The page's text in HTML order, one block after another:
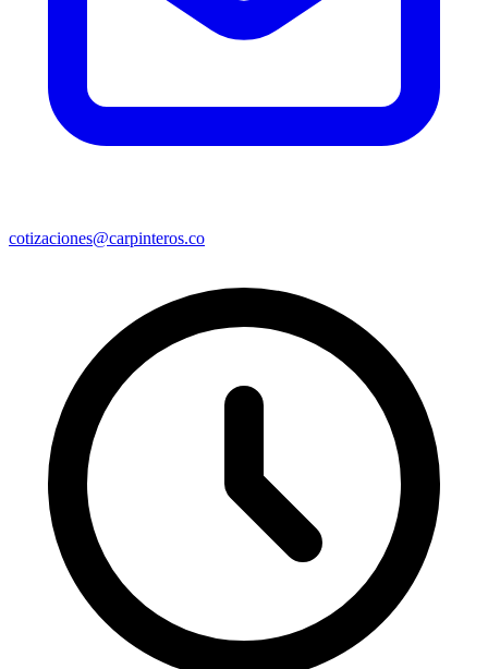
cotizaciones@carpinteros.co